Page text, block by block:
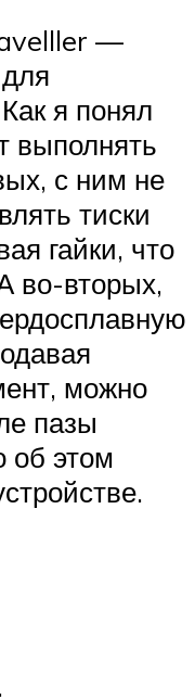
—
я понял
выполнять
с ним не
тиски
гайки, что
во-вторых,
можно
пазы
этом